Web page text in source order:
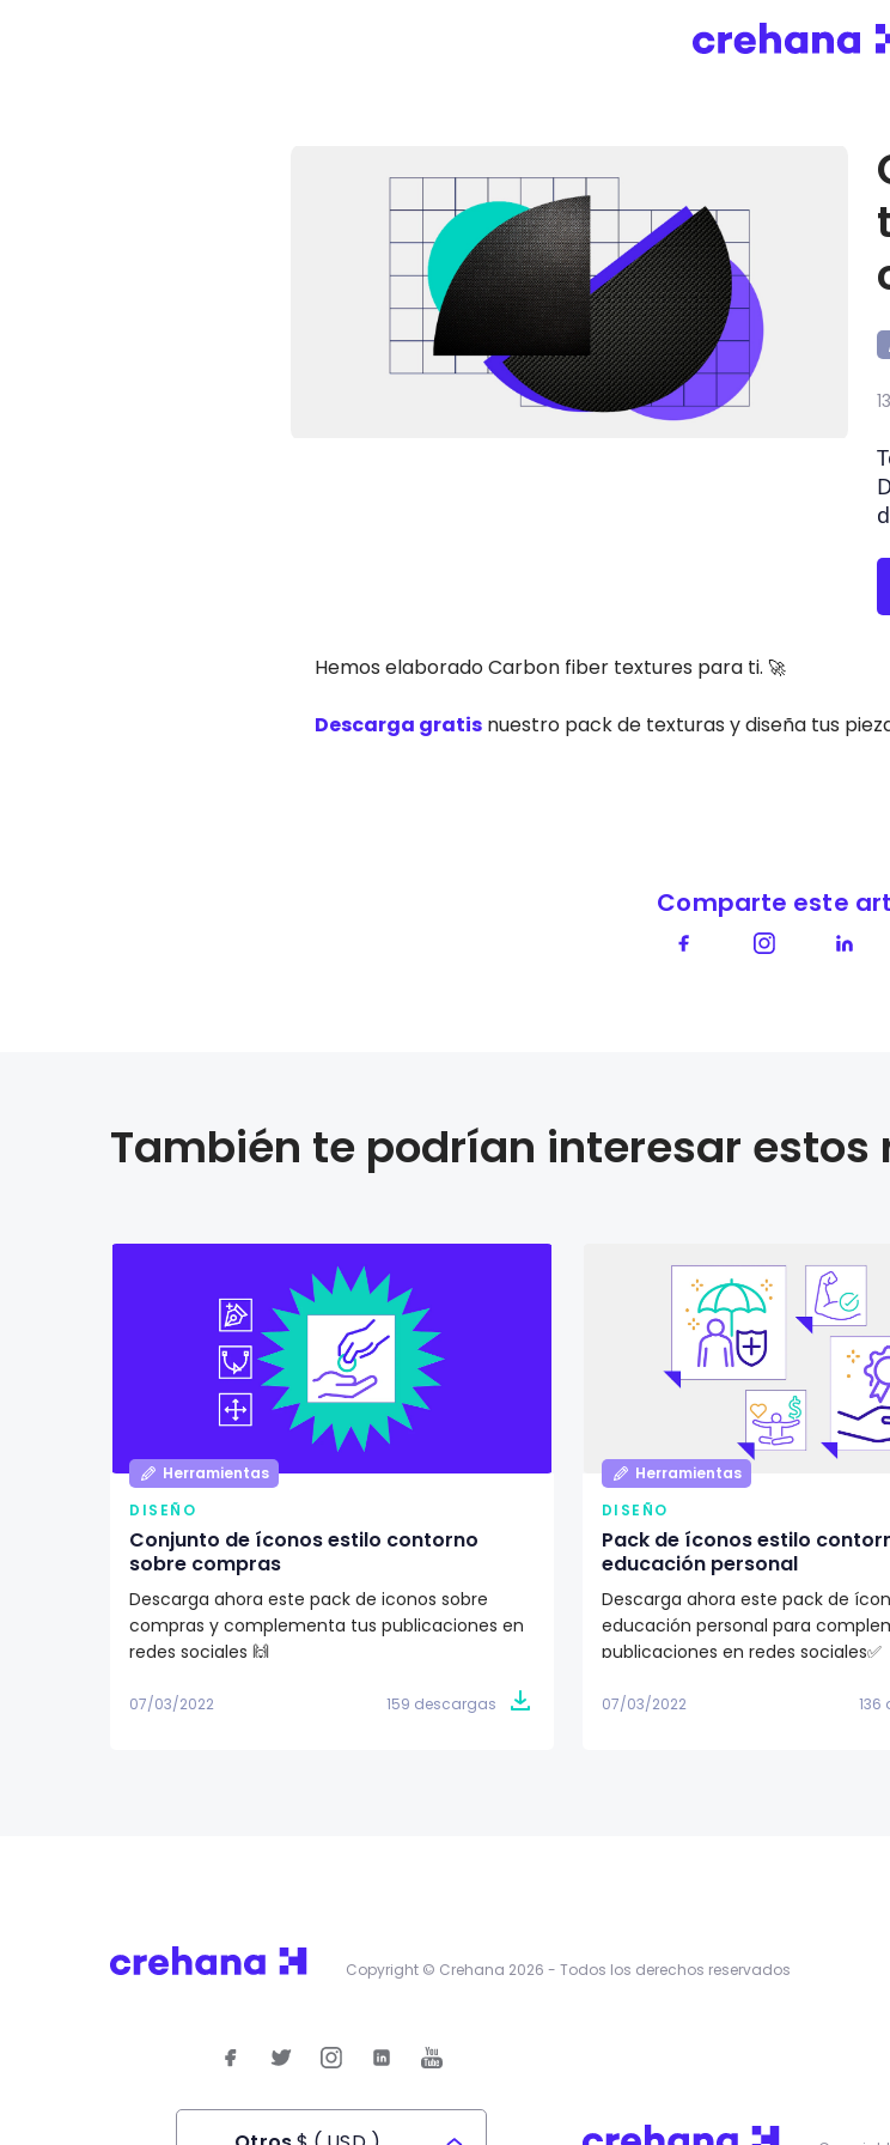
Hemos elaborado Carbon fiber textures para ti. 🚀
Descarga gratis nuestro pack de texturas y diseña tus
Comparte este
También te podrían interesar estos
Herramientas
DISEÑO
Conjunto de íconos estilo contorno
sobre compras
Descarga ahora este pack de iconos sobre
compras y complementa tus publicaciones en
redes sociales 🙌
07/03/2022 159 descargas
Herramientas
DISEÑO
Pack de íconos estilo
educación personal
Descarga ahora este pack de
educación personal para
publicaciones en redes sociales✅
07/03/2022
Copyright © Crehana 2026 - Todos los derechos reservados